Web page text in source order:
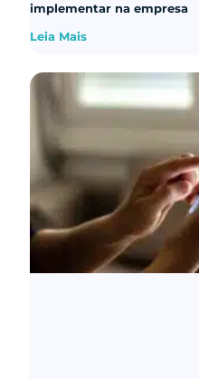
implementar na empresa
Leia Mais